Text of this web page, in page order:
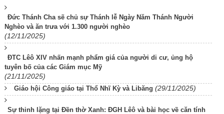
Đức Thánh Cha sẽ chủ sự Thánh lễ Ngày Năm Thánh Người
Nghèo và ăn trưa với 1.300 người nghèo
(12/11/2025)
ĐTC Lêô XIV nhấn mạnh phẩm giá của người di cư, ủng hộ
tuyên bố của các Giám mục Mỹ
(21/11/2025)
Giáo hội Công giáo tại Thổ Nhĩ Kỳ và Libăng (29/11/2025)
Sự thinh lặng tại Đền thờ Xanh: ĐGH Lêô và bài học về căn tính